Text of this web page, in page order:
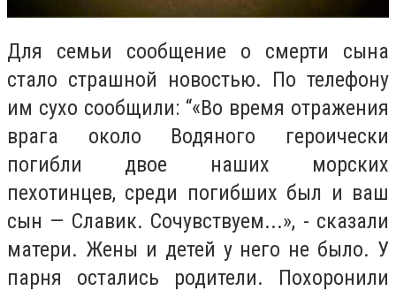
Для семьи сообщение о смерти сына
стало страшной новостью. По телефону
им сухо сообщили: “«Во время отражения
врага около Водяного героически
погибли двое наших морских
пехотинцев, среди погибших был и ваш
сын — Славик. Сочувствуем...», - сказали
матери. Жены и детей у него не было. У
парня остались родители. Похоронили